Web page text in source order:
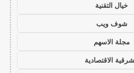
خيال التقنية
شوف ويب
مجلة الاسهم
الاقتصادية